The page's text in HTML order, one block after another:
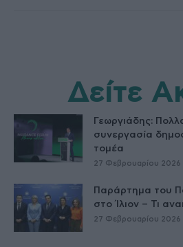
Δείτε
Γεωργιάδης:
συνεργασία
τομέα
27 Φεβρουαρίου 2026
Παράρτημα του
στο Ίλιον – Τι
27 Φεβρουαρίου 2026